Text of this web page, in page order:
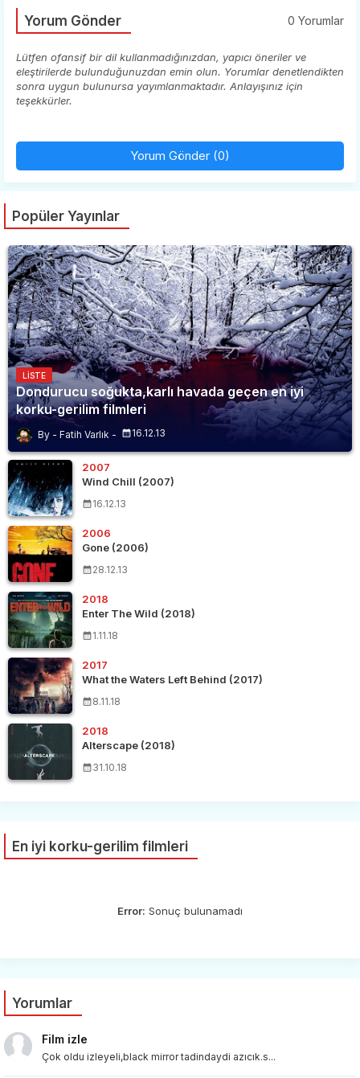
Yorum Gönder 0 Yorumlar
Lütfen ofansif bir dil kullanmadığınızdan, yapıcı öneriler ve
eleştirilerde bulunduğunuzdan emin olun. Yorumlar denetlendikten
sonra uygun bulunursa yayımlanmaktadır. Anlayışınız için
teşekkürler.
Yorum Gönder (0)
Popüler Yayınlar
LISTE
Dondurucu soğukta,karlı havada geçen en iyi
korku-gerilim filmleri
Fatih Varlık 16.12.13
2007
Wind Chill (2007)
16.12.13
2006
Gone (2006)
28.12.13
2018
Enter The Wild (2018)
1.11.18
2017
What the Waters Left Behind (2017)
8.11.18
2018
Alterscape (2018)
31.10.18
En iyi korku-gerilim filmleri
Error: Sonuç bulunamadı
Yorumlar
Film izle
Çok oldu izleyeli,black mirror tadindaydi azıcık.s...